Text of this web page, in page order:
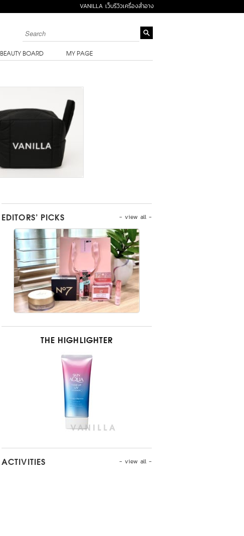
VANILLA เว็บรีวิวเครื่องสำอาง
BEAUTY BOARD MY PAGE
- view all -
EDITORS’ PICKS
THE HIGHLIGHTER
- view all -
ACTIVITIES